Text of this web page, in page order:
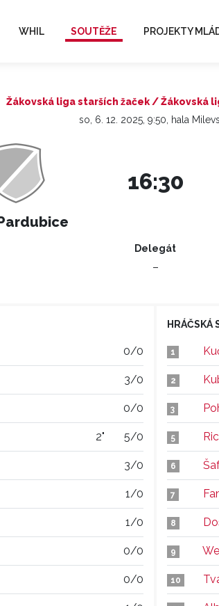
WHIL SOUTĚŽE PROJEKTY
Žákovská liga starších žaček / Žákovská
so, 6. 12. 2025, 9:50, hala
16:30
Delegát
–
0/0
3/0
0/0
2" 5/0
3/0
1/0
1/0
0/0
0/0
HRÁČSKÁ
1
2
3
5
6
7
8
9
10